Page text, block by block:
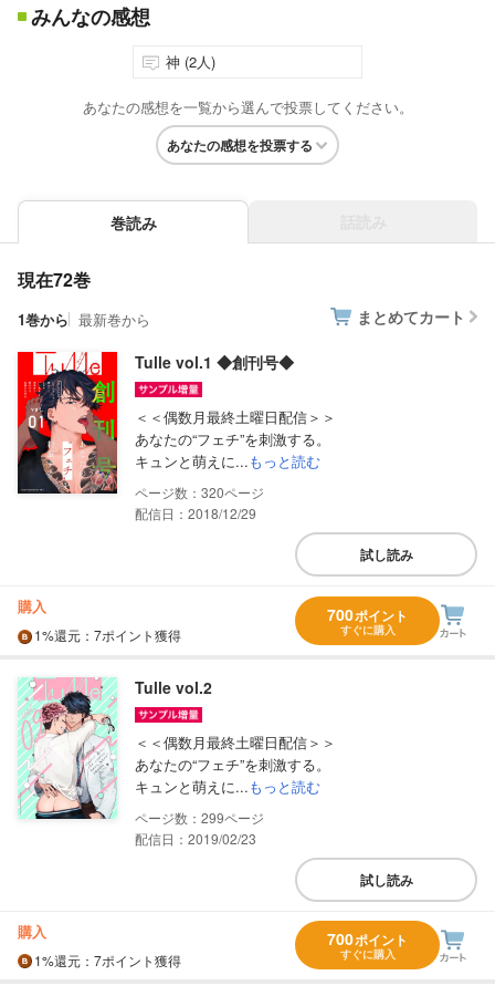
みんなの感想
神 (2人)
あなたの感想を一覧から選んで投票してください。
あなたの感想を投票する
巻読み
現在72巻
1巻から 最新巻から まとめてカート
Tulle vol.1 ◆創刊号◆
＜＜偶数月最終土曜日配信＞＞
あなたの“フェチ”を刺激する。
キュンと萌えに...もっと読む
320
配信日：2018/12/29
試し読み
購入
1%還元 ：7ポイント獲得
700ポイント
すぐに購入
Tulle vol.2
＜＜偶数月最終土曜日配信＞＞
あなたの“フェチ”を刺激する。
キュンと萌えに...もっと読む
299
配信日：2019/02/23
試し読み
購入
1%還元 ：7ポイント獲得
700ポイント
すぐに購入